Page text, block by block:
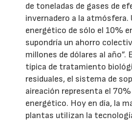
de toneladas de gases de
invernadero a la atmósfera.
energético de sólo el 10%
supondría un ahorro
millones de dólares al año”.
típica de tratamiento
residuales, el sistema de
aireación representa el
energético. Hoy en día, la
plantas utilizan la